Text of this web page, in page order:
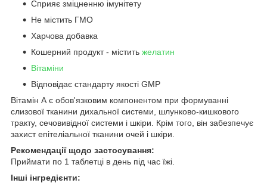
Сприяє зміцненню імунітету
Не містить ГМО
Харчова добавка
Кошерний продукт - містить желатин
Вітаміни
Відповідає стандарту якості GMP
Вітамін А є обов'язковим компонентом при формуванні
слизової тканини дихальної системи, шлунково-кишкового
тракту, сечовивідної системи і шкіри. Крім того, він забезпечує
захист епітеліальної тканини очей і шкіри.
Рекомендації щодо застосування:
Приймати по 1 таблетці в день під час їжі.
Інші інгредієнти: